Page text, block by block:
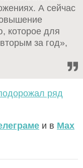
А сейчас
которое для
за год»,
ряд
и в Max